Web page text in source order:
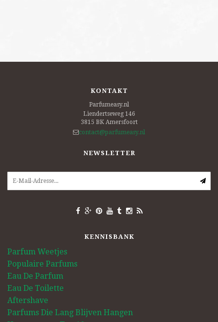
KONTAKT
Parfumeasy.nl
Liendertseweg 146
3815 BK Amersfoort
contact@parfumeasy.nl
NEWSLETTER
KENNISBANK
Parfum Weetjes
Populaire Parfums
Eau De Parfum
Eau De Toilette
Aftershave
Parfums Die Lang Blijven Hangen